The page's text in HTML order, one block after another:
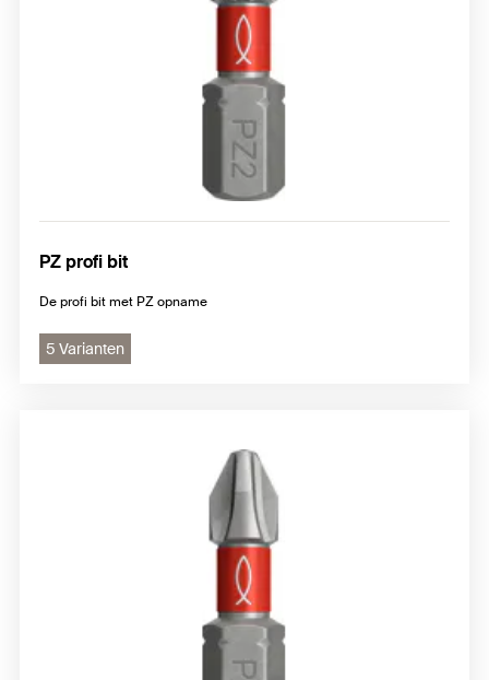
PZ profi bit
De profi bit met PZ opname
5 Varianten